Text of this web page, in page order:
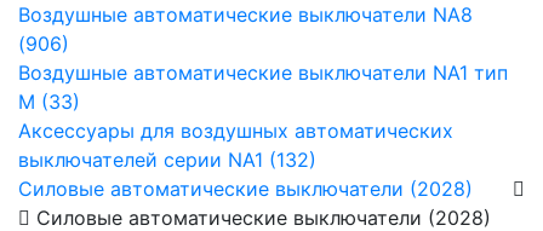
Воздушные автоматические выключатели NA8
(906)
Воздушные автоматические выключатели NA1 тип
М (33)
Аксессуары для воздушных автоматических
выключателей серии NA1 (132)
Силовые автоматические выключатели (2028)
Силовые автоматические выключатели (2028)